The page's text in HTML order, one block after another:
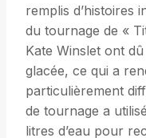
remplis d’histoires
du tournage de «
Kate Winslet ont
glacée, ce qui a
particulièrement
de tournage a
litres d’eau pour